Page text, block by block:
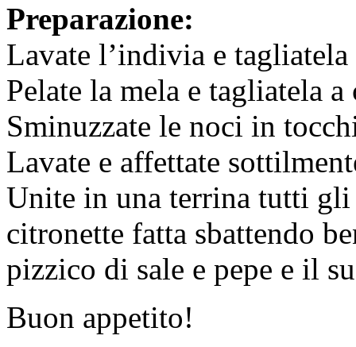
Preparazione:
Lavate l’indivia e
Pelate la mela e tagliatela
Sminuzzate le noci in
Lavate e affettate
Unite in una terrina tutti
citronette fatta sbattendo
pizzico di sale e pepe e il
Buon appetito!